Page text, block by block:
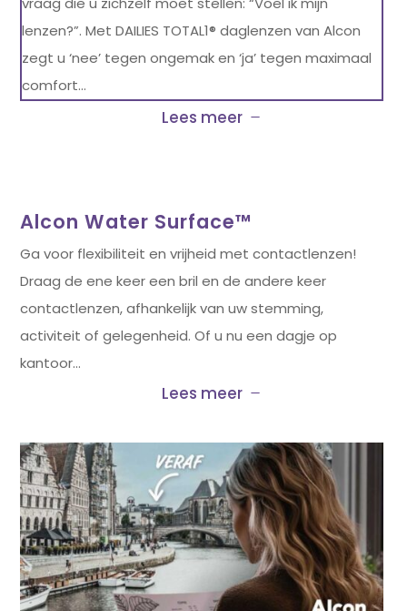
lenzen?”. Met DAILIES TOTAL1® daglenzen van Alcon
zegt u ‘nee’ tegen ongemak en ‘ja’ tegen maximaal
comfort…
Lees meer
Alcon Water Surface™
Ga voor flexibiliteit en vrijheid met contactlenzen!
Draag de ene keer een bril en de andere keer
contactlenzen, afhankelijk van uw stemming,
activiteit of gelegenheid. Of u nu een dagje op
kantoor…
Lees meer